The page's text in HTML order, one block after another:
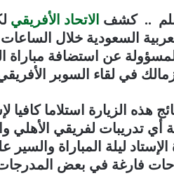
.. كشف الاتحاد الأفريقي
السعودية خلال
عن استضافة مباراة
في لقاء السوبر
أي تدريبات لفريقي الأهلي
فارغة في بعض المدرجات